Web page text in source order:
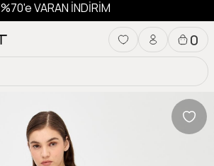
%70'e VARAN İNDİRİM
0